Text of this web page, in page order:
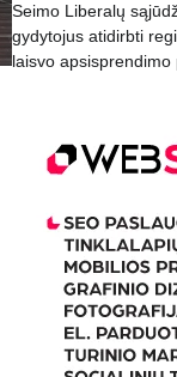
Seimo Liberalų
gydytojus atidirbti
laisvo apsisprendimo